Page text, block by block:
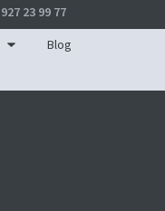
927 23 99 77
Blog